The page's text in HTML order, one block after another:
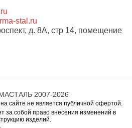
stal.ru
д. 8А, стр 14, помещение
2007-2026
сайте не является публичной офертой.
за собой право внесения изменений в
изделий.